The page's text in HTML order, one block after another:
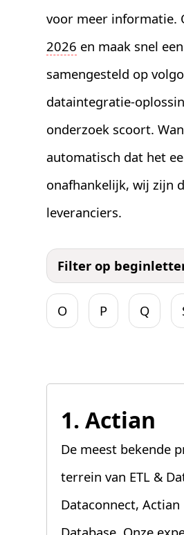
voor meer informatie.
2026 en maak snel
samengesteld op
dataintegratie-
onderzoek scoort.
automatisch dat het
onafhankelijk, wij zijn
leveranciers.
Filter op
O P Q
1. Actian
De meest bekende
terrein van ETL &
Dataconnect,